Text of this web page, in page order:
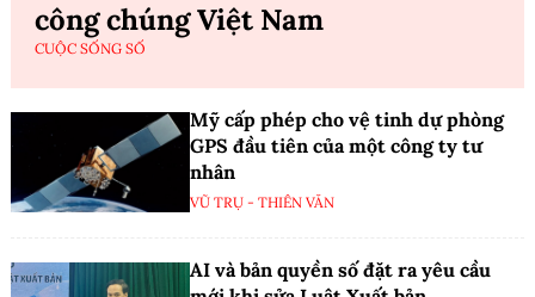
công chúng Việt Nam
CUỘC SỐNG SỐ
Mỹ cấp phép cho vệ tinh dự phòng
GPS đầu tiên của một công ty tư
nhân
VŨ TRỤ - THIÊN VĂN
AI và bản quyền số đặt ra yêu cầu